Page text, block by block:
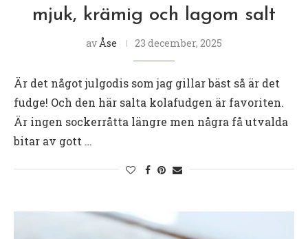
mjuk, krämig och lagom salt
av Åse 23 december, 2025
Är det något julgodis som jag gillar bäst så är det
fudge! Och den här salta kolafudgen är favoriten.
Är ingen sockerråtta längre men några få utvalda
bitar av gott …